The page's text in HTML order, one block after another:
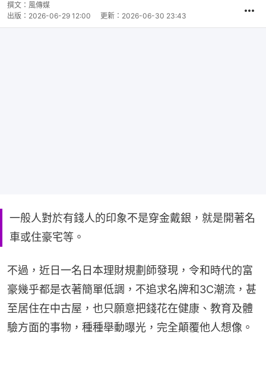
撰文： 風傳媒
出版： 2026-06-29 12:00 更新： 2026-06-30 23:43
一般人對於有錢人的印象不是穿金戴銀，就是開著名
車或住豪宅等。
不過，近日一名日本理財規劃師發現，令和時代的富
豪幾乎都是衣著簡單低調，不追求名牌和3C潮流，甚
至居住在中古屋，也只願意把錢花在健康、教育及體
驗方面的事物，種種舉動曝光，完全顛覆他人想像。